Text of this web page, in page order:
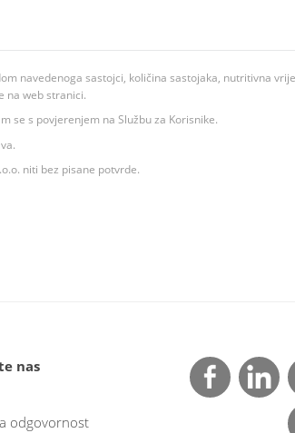
navedenoga sastojci, količina sastojaka, nutritivna
na web stranici.
se s povjerenjem na Službu za Korisnike.
niti bez pisane potvrde.
nas
odgovornost